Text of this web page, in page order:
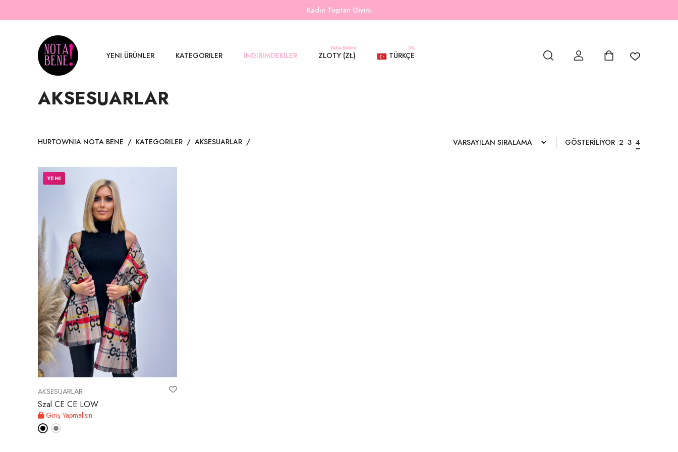
Kadın Toptan Giyim
YENI ÜRÜNLER KATEGORILER İNDIRIMDEKILER
PARA BIRIMI
ZLOTY (ZŁ)
DIL
TÜRKÇE
AKSESUARLAR
HURTOWNIA NOTA BENE / KATEGORILER / AKSESUARLAR / GÖSTERİLİYOR 2 3 4
AKSESUARLAR
Szal CE CE LOW
Giriş Yapmalısın
YENI